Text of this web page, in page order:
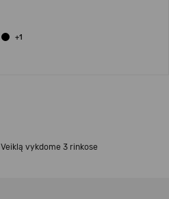
+1
Veiklą vykdome 3 rinkose